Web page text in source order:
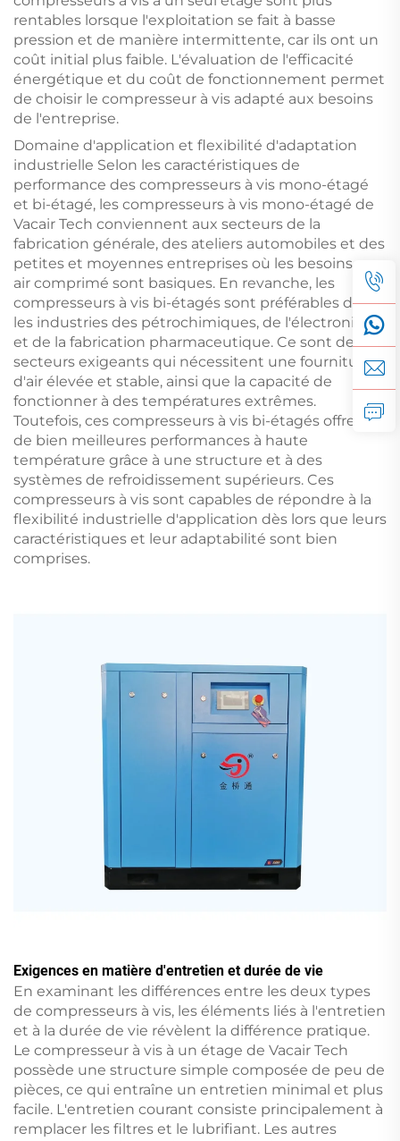
rentables lorsque l'exploitation se fait à basse
pression et de manière intermittente, car ils ont un
coût initial plus faible. L'évaluation de l'efficacité
énergétique et du coût de fonctionnement permet
de choisir le compresseur à vis adapté aux besoins
de l'entreprise.
Domaine d'application et flexibilité d'adaptation
industrielle Selon les caractéristiques de
performance des compresseurs à vis mono-étagé
et bi-étagé, les compresseurs à vis mono-étagé de
Vacair Tech conviennent aux secteurs de la
fabrication générale, des ateliers automobiles et des
petites et moyennes entreprises où les besoins en
air comprimé sont basiques. En revanche, les
compresseurs à vis bi-étagés sont préférables dans
les industries des pétrochimiques, de l'électronique
et de la fabrication pharmaceutique. Ce sont des
secteurs exigeants qui nécessitent une fourniture
d'air élevée et stable, ainsi que la capacité de
fonctionner à des températures extrêmes.
Toutefois, ces compresseurs à vis bi-étagés offrent
de bien meilleures performances à haute
température grâce à une structure et à des
systèmes de refroidissement supérieurs. Ces
compresseurs à vis sont capables de répondre à la
flexibilité industrielle d'application dès lors que leurs
caractéristiques et leur adaptabilité sont bien
comprises.
Exigences en matière d'entretien et durée de vie
En examinant les différences entre les deux types
de compresseurs à vis, les éléments liés à l'entretien
et à la durée de vie révèlent la différence pratique.
Le compresseur à vis à un étage de Vacair Tech
possède une structure simple composée de peu de
pièces, ce qui entraîne un entretien minimal et plus
facile. L'entretien courant consiste principalement à
remplacer les filtres et le lubrifiant. Les autres